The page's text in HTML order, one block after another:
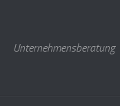
Unternehmensberatung